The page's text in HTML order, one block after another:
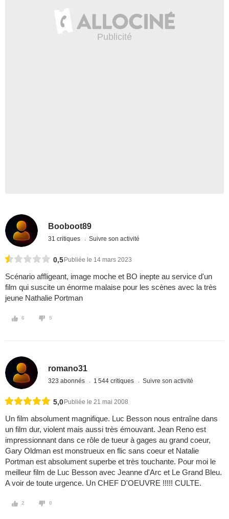
Booboot89
31 critiques Suivre son activité
0,5 Publiée le 14 mars 2023
Scénario affligeant, image moche et BO inepte au service d'un
film qui suscite un énorme malaise pour les scènes avec la très
jeune Nathalie Portman
6 5
romano31
323 abonnés 1 544 critiques Suivre son activité
5,0 Publiée le 21 mai 2008
Un film absolument magnifique. Luc Besson nous entraîne dans
un film dur, violent mais aussi très émouvant. Jean Reno est
impressionnant dans ce rôle de tueur à gages au grand coeur,
Gary Oldman est monstrueux en flic sans coeur et Natalie
Portman est absolument superbe et très touchante. Pour moi le
meilleur film de Luc Besson avec Jeanne d'Arc et Le Grand Bleu.
A voir de toute urgence. Un CHEF D'OEUVRE !!!!! CULTE.
2 0